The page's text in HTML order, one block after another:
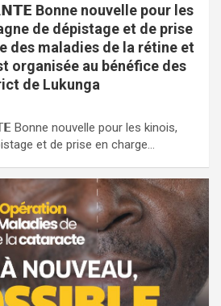
Bonne nouvelle pour les
de dépistage et de prise
des maladies de la rétine et
organisée au bénéfice des
de Lukunga
nouvelle pour les kinois,
et de prise en charge…